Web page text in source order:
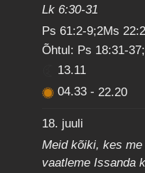
Lk 6:30-31
Ps 61:2-9;2Ms
Õhtul: Ps 18:31-
13.11
04.33- 22.20
18. juuli
Meid kõiki, kes
vaatleme Issanda